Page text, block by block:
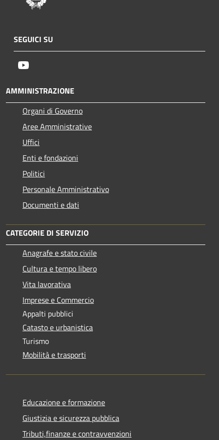
SEGUICI SU
AMMINISTRAZIONE
Organi di Governo
Aree Amministrative
Uffici
Enti e fondazioni
Politici
Personale Amministrativo
Documenti e dati
CATEGORIE DI SERVIZIO
Anagrafe e stato civile
Cultura e tempo libero
Vita lavorativa
Imprese e Commercio
Appalti pubblici
Catasto e urbanistica
Turismo
Mobilità e trasporti
Educazione e formazione
Giustizia e sicurezza pubblica
Tributi,finanze e contravvenzioni